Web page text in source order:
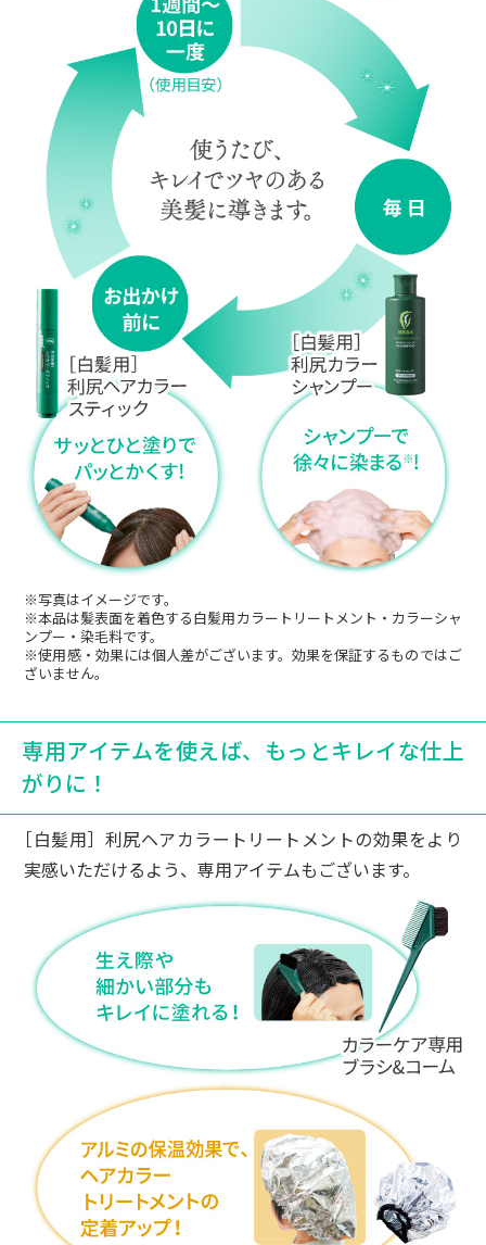
1週間に1回で十分白髪が隠せます。
50代女性
数年前に一度、こちらのカラートリートメン
トを1年ほど定期購入。月2～3度染めていま
したが、面倒くさくなって2ヵ月に1回、美容
院で染めるパターンに逆戻り。でも先日、美
容院でヘアマニキュアをした後、驚くほど髪
の毛が抜けて（泣）
年齢的にもやはり美容院での染髪は自分には
刺激が強すぎるのかもと思い、再び利尻ヘア
カラートリートメントにお世話になることに
定期的に染めれば白髪も目立たなくはなる
し、トリートメント効果にはあまり期待はし
ていなかったけどわりとしっとりするし、以
前使ったこともあるので。
もう少し色持ちがよくなって月1～2回で済め
ば星５つかな（笑）
70代以上男性
用することが出来ました。染め具合として
は、当方はタップリ盛らずに少しずつ付けて
ーより少し濃い程度に染めています。１週間
に一度染める程度ですが、それでも見映えは
な？とも思うがやはり心配で、自分には当商
品が合っているようです。
40代女性
利尻ヘアカラートリートメントで白髪を染め
始めて、半年ほど経ったあたりから「その髪
色、何て言ってオーダーしてるの？！どこで
染めてるの？！」と聞かれることが。その時
は、「自分で染めてるから不自然なのかな
ぁ」と心配になっていました。
その後も「どうやって染めてるの？」「何色
※写真はイメージです。
※本品は髪表面を着色する白髪用カラートリートメント・カラーシャ
ンプー・染毛料です。
※使用感・効果には個人差がございます。効果を保証するものではご
ざいません。
専用アイテムを使えば、もっとキレイな仕上
がりに！
［白髪用］利尻ヘアカラートリートメントの効果をより
実感いただけるよう、専用アイテムもございます。